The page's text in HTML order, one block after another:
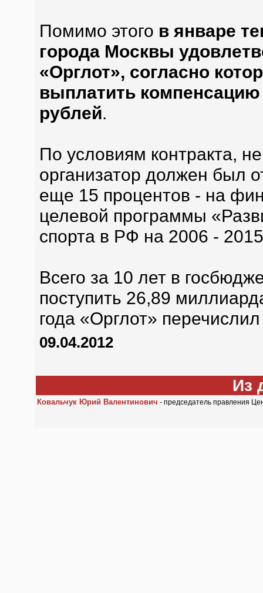
Помимо этого в январе
города Москвы
«Орглот», согласно
выплатить
рублей.
По условиям контракта,
организатор должен был
еще 15 процентов - на
целевой программы
спорта в РФ на 2006 -
Всего за 10 лет в
поступить 26,89
года «Орглот»
09.04.2012
Из
Ковальчук Юрий Валентинович - председатель правления